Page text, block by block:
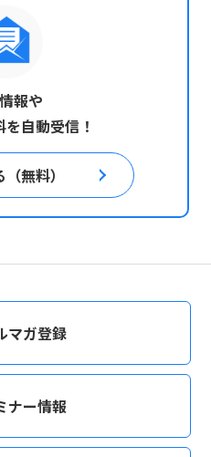
報や
自動受信！
無料）
マガ登録
ナー情報